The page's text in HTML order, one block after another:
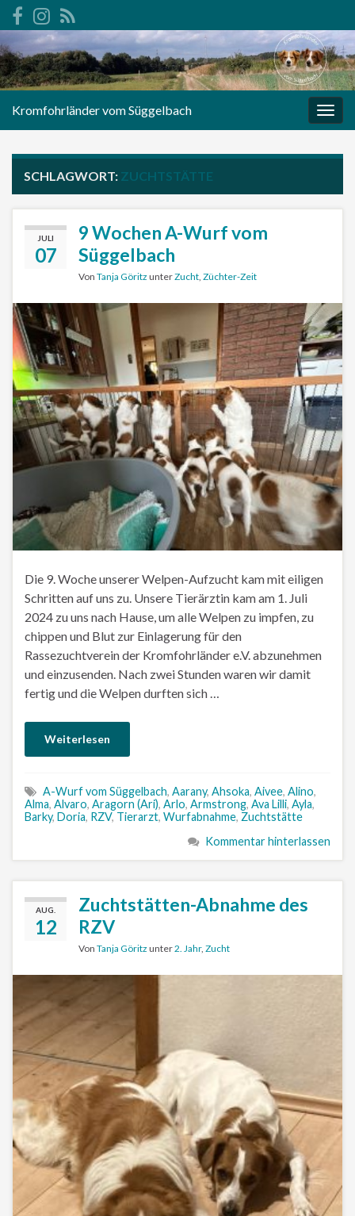
Kromfohrländer vom Süggelbach
SCHLAGWORT: ZUCHTSTÄTTE
JULI
07
9 Wochen A-Wurf vom
Süggelbach
Von Tanja Göritz unterZucht Züchter-Zeit
Die 9. Woche unserer Welpen-Aufzucht kam mit eiligen
Schritten auf uns zu. Unsere Tierärztin kam am 1. Juli
2024 zu uns nach Hause, um alle Welpen zu impfen, zu
chippen und Blut zur Einlagerung für den
Rassezuchtverein der Kromfohrländer e.V. abzunehmen
und einzusenden. Nach zwei Stunden waren wir damit
fertig und die Welpen durften sich …
Weiterlesen
A-Wurf vom Süggelbach, Aarany, Ahsoka, Aivee, Alino,
Alma, Alvaro, Aragorn (Ari), Arlo, Armstrong, Ava Lilli, Ayla,
Barky, Doria, RZV, Tierarzt, Wurfabnahme, Zuchtstätte
Kommentar hinterlassen
AUG.
12
Zuchtstätten-Abnahme des
RZV
Von Tanja Göritz unter2. Jahr, Zucht